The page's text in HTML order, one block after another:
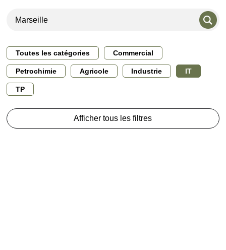
Toutes les catégories Commercial
Petrochimie Agricole Industrie IT
TP
Afficher tous les filtres